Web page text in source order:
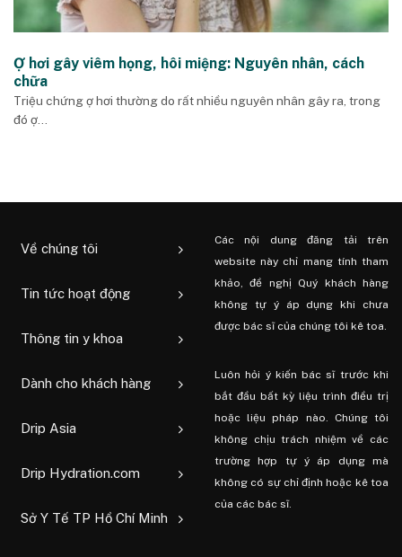
Ợ hơi gây viêm họng, hôi miệng: Nguyên nhân, cách
chữa
Triệu chứng ợ hơi thường do rất nhiều nguyên nhân gây ra, trong
đó ợ...
Về chúng tôi
Tin tức hoạt động
Thông tin y khoa
Dành cho khách hàng
Drip Asia
Drip Hydration.com
Sở Y Tế TP Hồ Chí Minh
Các nội dung đăng tải trên
website này chỉ mang tính tham
khảo, đề nghị Quý khách hàng
không tự ý áp dụng khi chưa
được bác sĩ của chúng tôi kê toa.
Luôn hỏi ý kiến ​​bác sĩ trước khi
bắt đầu bất kỳ liệu trình điều trị
hoặc liệu pháp nào. Chúng tôi
không chịu trách nhiệm về các
trường hợp tự ý áp dụng mà
không có sự chỉ định hoặc kê toa
của các bác sĩ.